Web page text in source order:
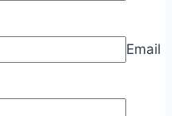
Email